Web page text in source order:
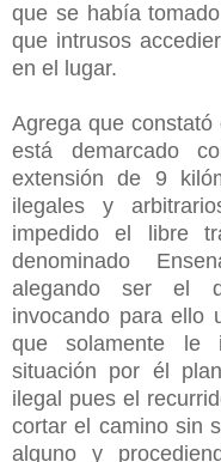
que se había
que intrusos
en el lugar.
Agrega que
está demarcado
extensión de 9
ilegales y
impedido el libre
denominado
alegando ser el
invocando para ello
que solamente le
situación por él
ilegal pues el
cortar el camino sin
alguno y